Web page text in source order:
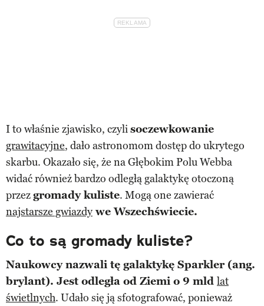
I to właśnie zjawisko, czylisoczewkowanie
grawitacyjne, dało astronomom dostęp do ukrytego
skarbu. Okazało się, że na Głębokim Polu Webba
widać również bardzo odległą galaktykę otoczoną
przezgromady kuliste. Mogą one zawierać
najstarsze gwiazdy we Wszechświecie.
Co to są gromady kuliste?
Naukowcy nazwali tę galaktykę Sparkler (ang.
brylant). Jest odległa od Ziemi o 9 mld lat
świetlnych. Udało się ją sfotografować, ponieważ